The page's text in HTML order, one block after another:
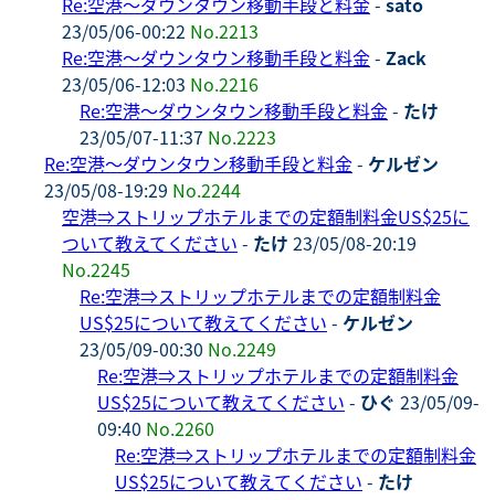
23/05/06-00:22 No.2213
Re:空港～ダウンタウン移動手段と料金- Zack
23/05/06-12:03 No.2216
Re:空港～ダウンタウン移動手段と料金- たけ
23/05/07-11:37 No.2223
Re:空港～ダウンタウン移動手段と料金- ケルゼン
23/05/08-19:29 No.2244
空港⇒ストリップホテルまでの定額制料金US$25に
ついて教えてください - たけ 23/05/08-20:19
No.2245
Re:空港⇒ストリップホテルまでの定額制料金
US$25について教えてください - ケルゼン
23/05/09-00:30 No.2249
Re:空港⇒ストリップホテルまでの定額制料金
US$25について教えてください - ひぐ 23/05/09-
09:40 No.2260
Re:空港⇒ストリップホテルまでの定額制料金
US$25について教えてください - たけ